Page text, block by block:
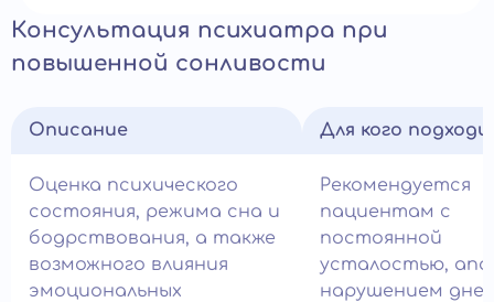
Консультация психиатра при
повышенной сонливости
Описание
Оценка психического
состояния, режима сна и
бодрствования, а также
возможного влияния
эмоциональных
Для кого
Рекомендуется
пациентам с
постоянной
усталостью,
нарушением